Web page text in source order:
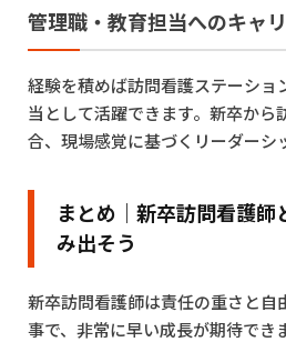
管理職・教育担当へのキャ
経験を積めば訪問看護ステーショ
当として活躍できます。新卒から
合、現場感覚に基づくリーダーシ
まとめ｜新卒訪問看護師
み出そう
新卒訪問看護師は責任の重さと自
事で、非常に早い成長が期待でき